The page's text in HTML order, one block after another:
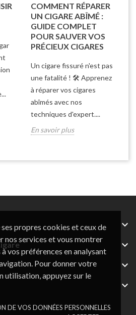
propres cookies et ceux de
nos services et vous montrer
vos préférences en analysant
Pour donner votre
utilisation, appuyez sur le
DE VOS DONNÉES PERSONNELLES
COMMENT RÉPARER
UN CIGARE ABÎMÉ :
GUIDE COMPLET
POUR SAUVER VOS
PRÉCIEUX CIGARES
Un cigare fissuré n'est pas
une fatalité ! 🛠️ Apprenez
à réparer vos cigares
abîmés avec nos
techniques d'expert....
En savoir plus



